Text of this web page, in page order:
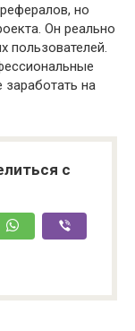
но
Он реально
пользователей.
на
с